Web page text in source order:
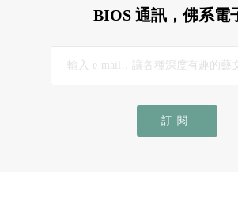
BIOS 通訊，佛系電
訂閱